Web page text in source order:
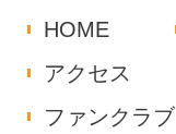
HOME
アクセス
ファンクラブ